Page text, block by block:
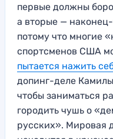
первые должны
а вторые —
потому что многие
спортсменов США
пытается нажить
допинг-деле
чтобы заниматься
городить чушь о
русских». Мировая